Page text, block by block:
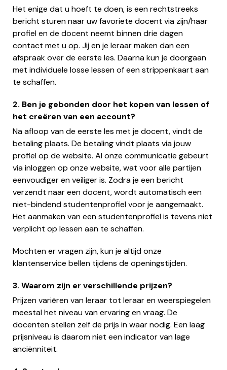
Het enige dat u hoeft te doen, is een rechtstreeks
bericht sturen naar uw favoriete docent via zijn/haar
profiel en de docent neemt binnen drie dagen
contact met u op. Jij en je leraar maken dan een
afspraak over de eerste les. Daarna kun je doorgaan
met individuele losse lessen of een strippenkaart aan
te schaffen.
2. Ben je gebonden door het kopen van lessen of
het creëren van een account?
Na afloop van de eerste les met je docent, vindt de
betaling plaats. De betaling vindt plaats via jouw
profiel op de website. Al onze communicatie gebeurt
via inloggen op onze website, wat voor alle partijen
eenvoudiger en veiliger is. Zodra je een bericht
verzendt naar een docent, wordt automatisch een
niet-bindend studentenprofiel voor je aangemaakt.
Het aanmaken van een studentenprofiel is tevens niet
verplicht op lessen aan te schaffen.
Mochten er vragen zijn, kun je altijd onze
klantenservice bellen tijdens de openingstijden.
3. Waarom zijn er verschillende prijzen?
Prijzen variëren van leraar tot leraar en weerspiegelen
meestal het niveau van ervaring en vraag. De
docenten stellen zelf de prijs in waar nodig. Een laag
prijsniveau is daarom niet een indicator van lage
anciënniteit.